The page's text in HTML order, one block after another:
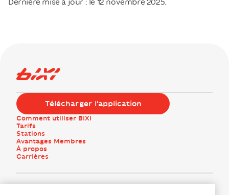
Dernière mise à jour : le 12 novembre 2025.
Comment utiliser BIXI
Tarifs
Stations
Avantages Membres
À propos
Carrières
Logo Bixi Montréal
Télécharger l'application